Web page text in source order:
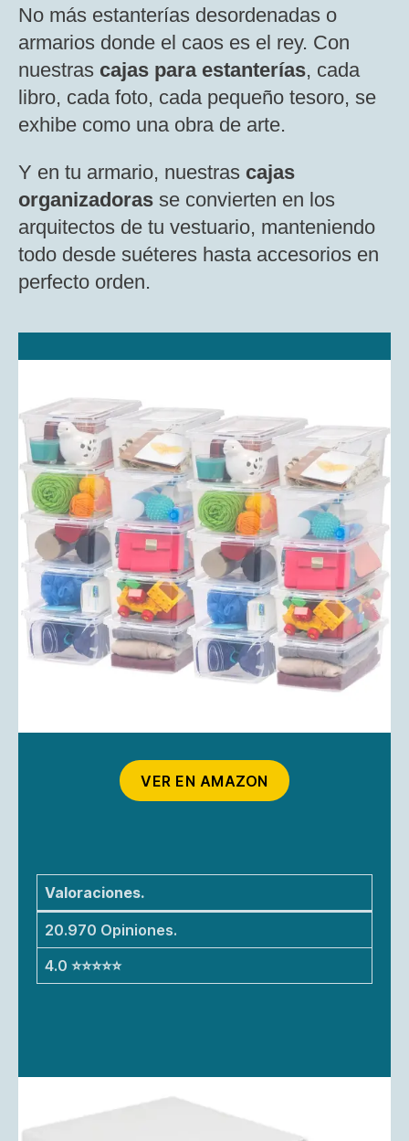
No más estanterías desordenadas o
armarios donde el caos es el rey. Con
nuestras cajas para estanterías, cada
libro, cada foto, cada pequeño tesoro, se
exhibe como una obra de arte.
Y en tu armario, nuestras cajas
organizadoras se convierten en los
arquitectos de tu vestuario, manteniendo
todo desde suéteres hasta accesorios en
perfecto orden.
VER EN AMAZON
Valoraciones.
20.970 Opiniones.
4.0 ⭐⭐⭐⭐⭐